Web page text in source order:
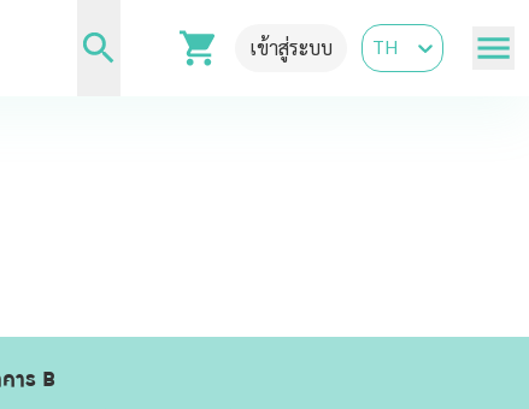
เข้าสู่ระบบ TH
าร B